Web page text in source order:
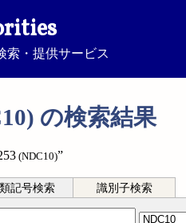
索・提供サービス
の検索結果
(NDC10)”
記号検索 識別子検索